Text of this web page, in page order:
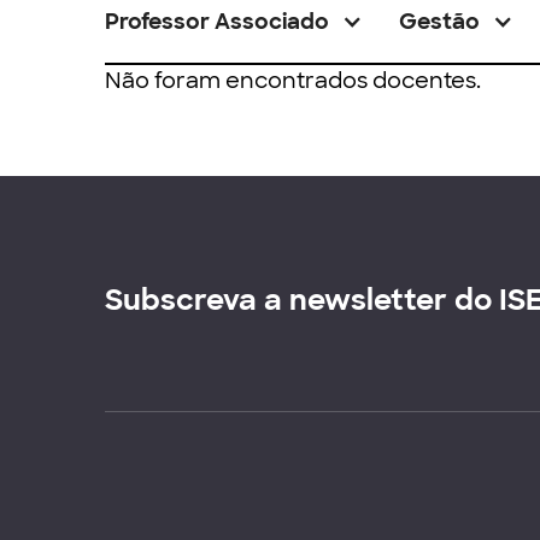
Professor Associado Gestão
Não foram encontrados docentes.
Subscreva a newsletter do